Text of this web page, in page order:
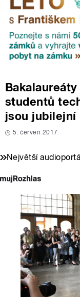
studentů
jsou jubilejní
5. červen 2017
Největší